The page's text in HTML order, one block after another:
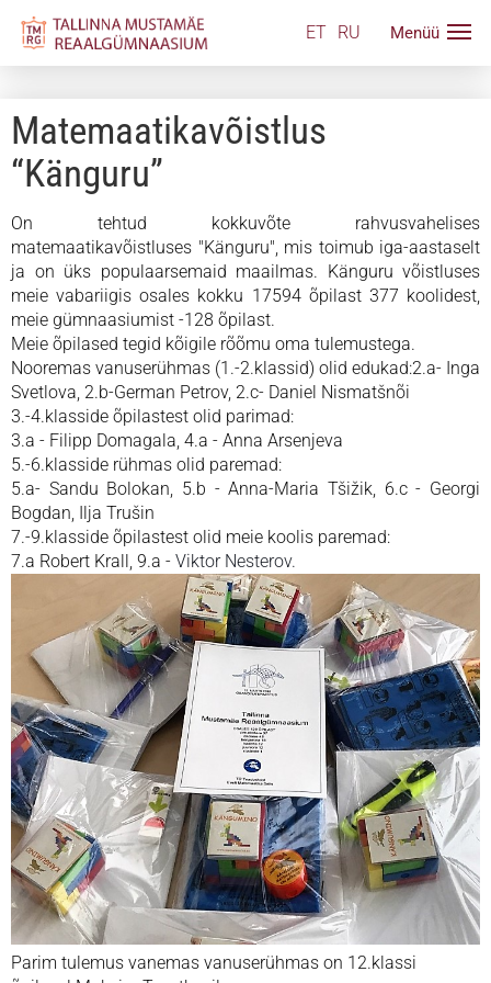
ET RU
Matemaatikavõistlus
“Känguru”
On tehtud kokkuvõte rahvusvahelises
matemaatikavõistluses "Känguru", mis toimub iga-aastaselt
ja on üks populaarsemaid maailmas. Känguru võistluses
meie vabariigis osales kokku 17594 õpilast 377 koolidest,
meie gümnaasiumist -128 õpilast.
Meie õpilased tegid kõigile rõõmu oma tulemustega.
Nooremas vanuserühmas (1.-2.klassid) olid edukad:2.a- Inga
Svetlova, 2.b-German Petrov, 2.c- Daniel Nismatšnõi
3.-4.klasside õpilastest olid parimad:
3.a - Filipp Domagala, 4.a - Anna Arsenjeva
5.-6.klasside rühmas olid paremad:
5.a- Sandu Bolokan, 5.b - Anna-Maria Tšižik, 6.c - Georgi
Bogdan, Ilja Trušin
7.-9.klasside õpilastest olid meie koolis paremad:
7.a Robert Krall, 9.a - Viktor Nesterov.
Parim tulemus vanemas vanuserühmas on 12.klassi